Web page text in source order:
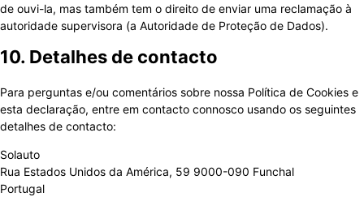
de ouvi-la, mas também tem o direito de enviar uma reclamação à
autoridade supervisora (a Autoridade de Proteção de Dados).
10. Detalhes de contacto
Para perguntas e/ou comentários sobre nossa Política de Cookies e
esta declaração, entre em contacto connosco usando os seguintes
detalhes de contacto:
Solauto
Rua Estados Unidos da América, 59 9000-090 Funchal
Portugal